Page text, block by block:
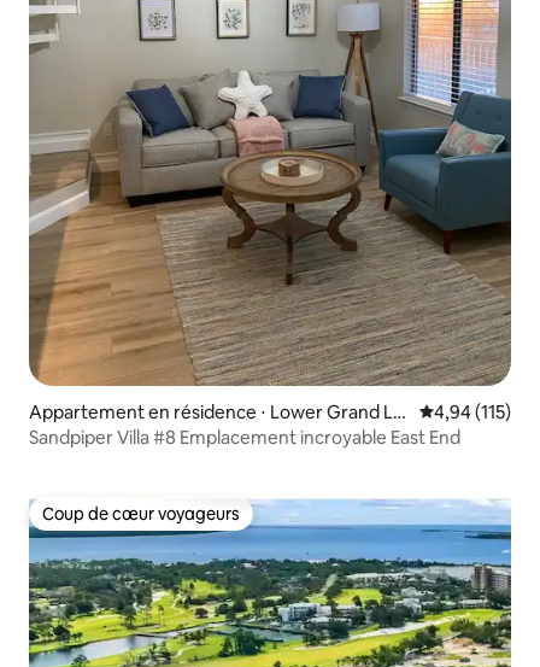
Appartement en résidence ⋅ Lower Grand La
goon
Évaluation
4,94 (115)
Sandpiper Villa #8 Emplacement incroyable East End
Coup de cœur voyageurs
Coup de cœur voyageurs